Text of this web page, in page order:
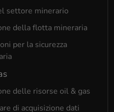
settore minerario
della flotta mineraria
per la sicurezza
delle risorse oil & gas
di acquisizione dati